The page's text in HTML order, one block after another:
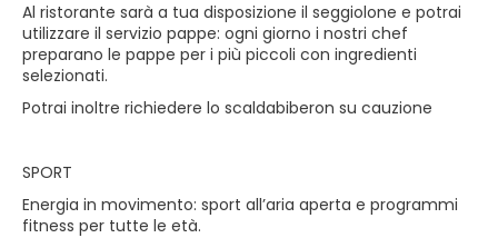
Al ristorante sarà a tua disposizione il seggiolone e potrai
utilizzare il servizio pappe: ogni giorno i nostri chef
preparano le pappe per i più piccoli con ingredienti
selezionati.
Potrai inoltre richiedere lo scaldabiberon su cauzione
SPORT
Energia in movimento: sport all’aria aperta e programmi
fitness per tutte le età.